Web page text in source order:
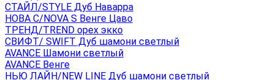
СТАЙЛ/STYLE Дуб Наварра
НОВА С/NOVA S Венге Цаво
ТРЕНД/TREND орех экко
СВИФТ/ SWIFT Дуб шамони светлый
AVANCE Шамони светлый
AVANCE Венге
НЬЮ ЛАЙН/NEW LINE Дуб шамони светлый